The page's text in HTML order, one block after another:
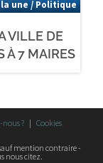
la une / Politique
VILLE DE
À 7 MAIRES
? Cookies
mention contraire -
nous citez.